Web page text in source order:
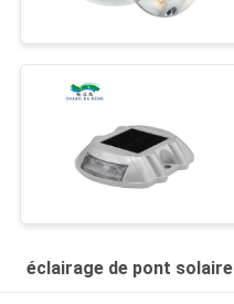
éclairage de pont solaire